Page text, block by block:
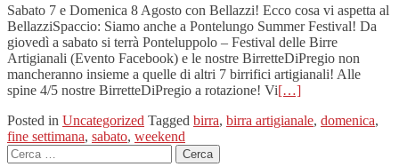
Sabato 7 e Domenica 8 Agosto con Bellazzi! Ecco cosa vi aspetta al
BellazziSpaccio: Siamo anche a Pontelungo Summer Festival! Da
giovedì a sabato si terrà Ponteluppolo – Festival delle Birre
Artigianali (Evento Facebook) e le nostre BirretteDiPregio non
mancheranno insieme a quelle di altri 7 birrifici artigianali! Alle
spine 4/5 nostre BirretteDiPregio a rotazione! Vi[…]
Posted in Uncategorized Tagged birra, birra artigianale, domenica,
fine settimana, sabato, weekend
Ricerca per: